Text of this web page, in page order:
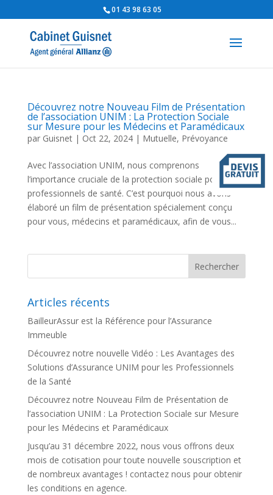
01 43 98 63 05
Découvrez notre Nouveau Film de Présentation
de l’association UNIM : La Protection Sociale
sur Mesure pour les Médecins et Paramédicaux
par Guisnet| Oct 22, 2024| Mutuelle, Prévoyance
Avec l’association UNIM, nous comprenons
l’importance cruciale de la protection sociale pour les
professionnels de santé. C’est pourquoi nous avons
élaboré un film de présentation spécialement conçu
pour vous, médecins et paramédicaux, afin de vous...
Articles récents
BailleurAssur est la Référence pour l’Assurance
Immeuble
Découvrez notre nouvelle Vidéo : Les Avantages des
Solutions d’Assurance UNIM pour les Professionnels
de la Santé
Découvrez notre Nouveau Film de Présentation de
l’association UNIM : La Protection Sociale sur Mesure
pour les Médecins et Paramédicaux
Jusqu’au 31 décembre 2022, nous vous offrons deux
mois de cotisation pour toute nouvelle souscription et
de nombreux avantages ! contactez nous pour obtenir
les conditions en agence.